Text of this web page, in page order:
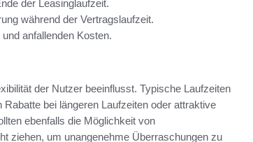
der Leasinglaufzeit.
während der Vertragslaufzeit.
anfallenden Kosten.
der Nutzer beeinflusst. Typische Laufzeiten
bei längeren Laufzeiten oder attraktive
ebenfalls die Möglichkeit von
ziehen, um unangenehme Überraschungen zu